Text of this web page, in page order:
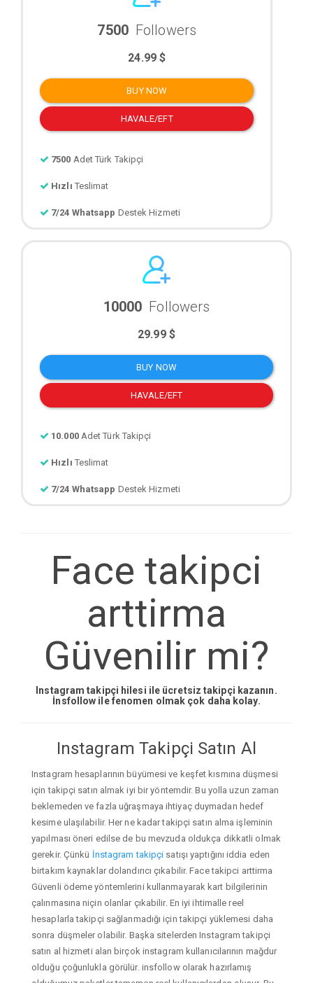
7500 Followers
24.99 $
BUY NOW
HAVALE/EFT
7500 Adet Türk Takipçi
Hızlı Teslimat
7/24 Whatsapp Destek Hizmeti
10000 Followers
29.99 $
BUY NOW
HAVALE/EFT
10.000 Adet Türk Takipçi
Hızlı Teslimat
7/24 Whatsapp Destek Hizmeti
Face takipci
arttirma
Güvenilir mi?
Instagram takipçi hilesi ile ücretsiz takipçi kazanın.
İnsfollow ile fenomen olmak çok daha kolay.
Instagram Takipçi Satın Al
Instagram hesaplarının büyümesi ve keşfet kısmına düşmesi
için takipçi satın almak iyi bir yöntemdir. Bu yolla uzun zaman
beklemeden ve fazla uğraşmaya ihtiyaç duymadan hedef
kesime ulaşılabilir. Her ne kadar takipçi satın alma işleminin
yapılması öneri edilse de bu mevzuda oldukça dikkatli olmak
gerekir. Çünkü İnstagram takipçi satışı yaptığını iddia eden
birtakım kaynaklar dolandırıcı çıkabilir. Face takipci arttirma
Güvenli ödeme yöntemlerini kullanmayarak kart bilgilerinin
çalınmasına niçin olanlar çıkabilir. En iyi ihtimalle reel
hesaplarla takipçi sağlanmadığı için takipçi yüklemesi daha
sonra düşmeler olabilir. Başka sitelerden Instagram takipçi
satın al hizmeti alan birçok instagram kullanıcılarının mağdur
olduğu çoğunlukla görülür. insfollow olarak hazırlamış